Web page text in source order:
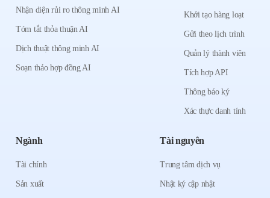
Nhận diện rủi ro thông minh AI
Tóm tắt thỏa thuận AI
Dịch thuật thông minh AI
Soạn thảo hợp đồng AI
Khởi tạo hàng loạt
Gửi theo lịch trình
Quản lý thành viên
Tích hợp API
Thông báo ký
Xác thực danh tính
Ngành
Tài chính
Sản xuất
Tài nguyên
Trung tâm dịch vụ
Nhật ký cập nhật